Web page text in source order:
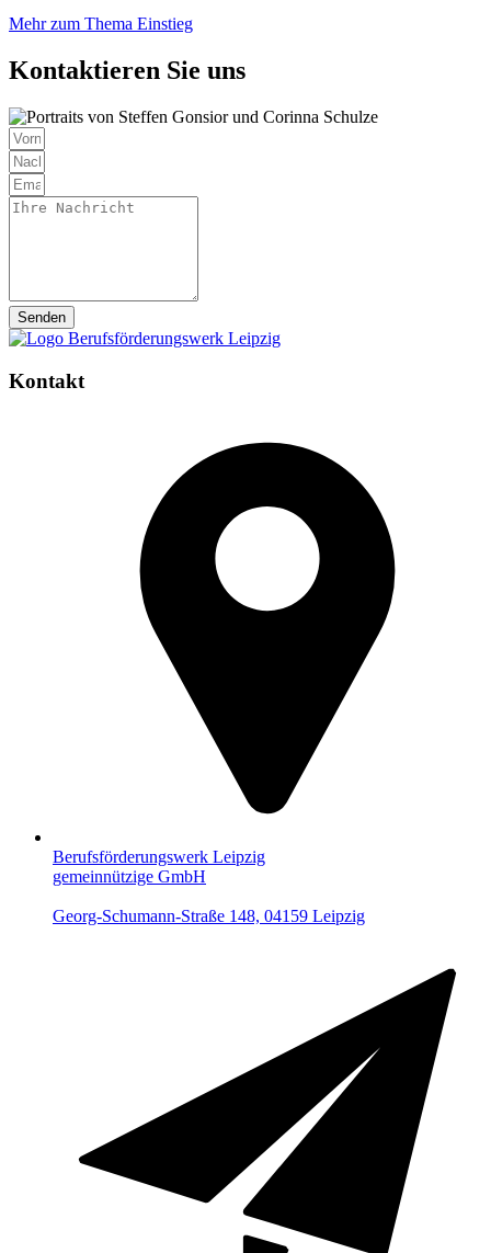
Mehr zum Thema Einstieg
Kontaktieren Sie uns
Senden
Kontakt
Berufsförderungswerk Leipzig
gemeinnützige GmbH
Georg-Schumann-Straße 148, 04159 Leipzig